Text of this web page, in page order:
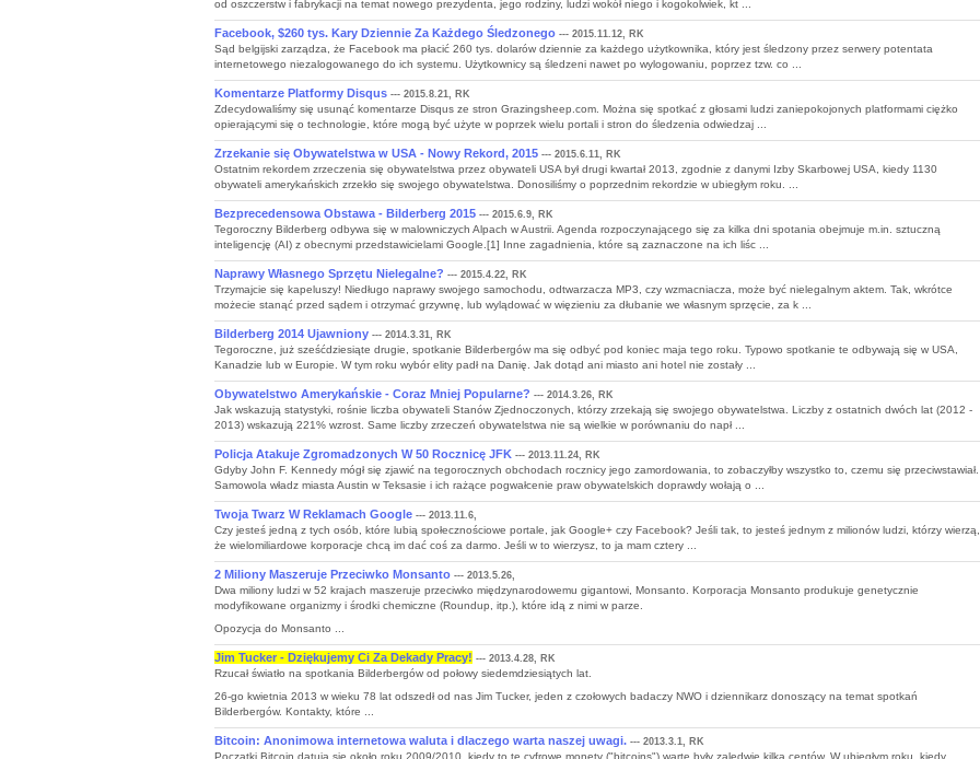
od oszczerstw i fabrykacji na temat nowego prezydenta, jego rodziny, ludzi wokół niego i kogokolwiek, kt ...
Facebook, $260 tys. Kary Dziennie Za Każdego Śledzonego --- 2015.11.12, RK
Sąd belgijski zarządza, że Facebook ma płacić 260 tys. dolarów dziennie za każdego użytkownika, który jest śledzony przez serwery potentata
internetowego niezalogowanego do ich systemu. Użytkownicy są śledzeni nawet po wylogowaniu, poprzez tzw. co ...
Komentarze Platformy Disqus --- 2015.8.21, RK
Zdecydowaliśmy się usunąć komentarze Disqus ze stron Grazingsheep.com. Można się spotkać z głosami ludzi zaniepokojonych platformami ciężko
opierającymi się o technologie, które mogą być użyte w poprzek wielu portali i stron do śledzenia odwiedzaj ...
Zrzekanie się Obywatelstwa w USA - Nowy Rekord, 2015 --- 2015.6.11, RK
Ostatnim rekordem zrzeczenia się obywatelstwa przez obywateli USA był drugi kwartał 2013, zgodnie z danymi Izby Skarbowej USA, kiedy 1130
obywateli amerykańskich zrzekło się swojego obywatelstwa. Donosiliśmy o poprzednim rekordzie w ubiegłym roku. ...
Bezprecedensowa Obstawa - Bilderberg 2015 --- 2015.6.9, RK
Tegoroczny Bilderberg odbywa się w malowniczych Alpach w Austrii. Agenda rozpoczynającego się za kilka dni spotania obejmuje m.in. sztuczną
inteligencję (AI) z obecnymi przedstawicielami Google.[1] Inne zagadnienia, które są zaznaczone na ich liśc ...
Naprawy Własnego Sprzętu Nielegalne? --- 2015.4.22, RK
Trzymajcie się kapeluszy! Niedługo naprawy swojego samochodu, odtwarzacza MP3, czy wzmacniacza, może być nielegalnym aktem. Tak, wkrótce
możecie stanąć przed sądem i otrzymać grzywnę, lub wylądować w więzieniu za dłubanie we własnym sprzęcie, za k ...
Bilderberg 2014 Ujawniony --- 2014.3.31, RK
Tegoroczne, już sześćdziesiąte drugie, spotkanie Bilderbergów ma się odbyć pod koniec maja tego roku. Typowo spotkanie te odbywają się w USA,
Kanadzie lub w Europie. W tym roku wybór elity padł na Danię. Jak dotąd ani miasto ani hotel nie zostały ...
Obywatelstwo Amerykańskie - Coraz Mniej Popularne? --- 2014.3.26, RK
Jak wskazują statystyki, rośnie liczba obywateli Stanów Zjednoczonych, którzy zrzekają się swojego obywatelstwa. Liczby z ostatnich dwóch lat (2012 -
2013) wskazują 221% wzrost. Same liczby zrzeczeń obywatelstwa nie są wielkie w porównaniu do napł ...
Policja Atakuje Zgromadzonych W 50 Rocznicę JFK --- 2013.11.24, RK
Gdyby John F. Kennedy mógł się zjawić na tegorocznych obchodach rocznicy jego zamordowania, to zobaczyłby wszystko to, czemu się przeciwstawiał.
Samowola władz miasta Austin w Teksasie i ich rażące pogwałcenie praw obywatelskich doprawdy wołają o ...
Twoja Twarz W Reklamach Google --- 2013.11.6,
Czy jesteś jedną z tych osób, które lubią społecznościowe portale, jak Google+ czy Facebook? Jeśli tak, to jesteś jednym z milionów ludzi, którzy wierzą,
że wielomiliardowe korporacje chcą im dać coś za darmo. Jeśli w to wierzysz, to ja mam cztery ...
2 Miliony Maszeruje Przeciwko Monsanto --- 2013.5.26,
Dwa miliony ludzi w 52 krajach maszeruje przeciwko międzynarodowemu gigantowi, Monsanto. Korporacja Monsanto produkuje genetycznie
modyfikowane organizmy i środki chemiczne (Roundup, itp.), które idą z nimi w parze.
Opozycja do Monsanto ...
Jim Tucker - Dziękujemy Ci Za Dekady Pracy! --- 2013.4.28, RK
Rzucał światło na spotkania Bilderbergów od połowy siedemdziesiątych lat.
26-go kwietnia 2013 w wieku 78 lat odszedł od nas Jim Tucker, jeden z czołowych badaczy NWO i dziennikarz donoszący na temat spotkań
Bilderbergów. Kontakty, które ...
Bitcoin: Anonimowa internetowa waluta i dlaczego warta naszej uwagi. --- 2013.3.1, RK